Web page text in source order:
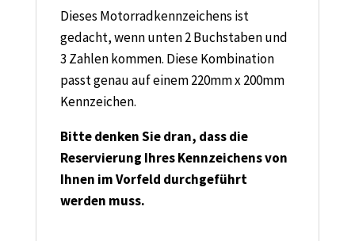
Dieses Motorradkennzeichens ist
gedacht, wenn unten 2 Buchstaben und
3 Zahlen kommen. Diese Kombination
passt genau auf einem 220mm x 200mm
Kennzeichen.
Bitte denken Sie dran, dass die
Reservierung Ihres Kennzeichens von
Ihnen im Vorfeld durchgeführt
werden muss.